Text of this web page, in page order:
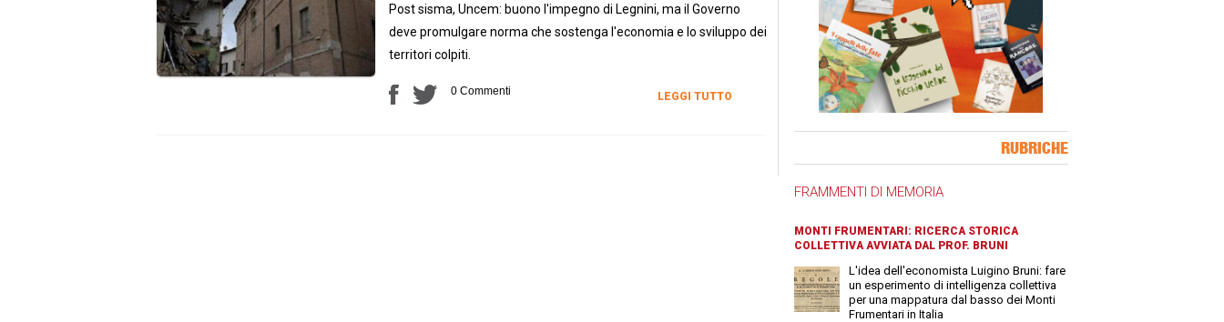
Post sisma, Uncem: buono l'impegno di Legnini, ma il Governo
deve promulgare norma che sostenga l'economia e lo sviluppo dei
territori colpiti.
0 Commenti LEGGI TUTTO
RUBRICHE
FRAMMENTI DI MEMORIA
MONTI FRUMENTARI: RICERCA STORICA
COLLETTIVA AVVIATA DAL PROF. BRUNI
L'idea dell'economista Luigino Bruni: fare
un esperimento di intelligenza collettiva
per una mappatura dal basso dei Monti
Frumentari in Italia